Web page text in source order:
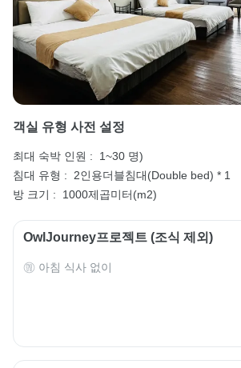
객실 유형 사전 설정
최대 숙박 인원 :
1~30 명)
침대 유형 :
2인용더블침대(Double bed) * 1
방 크기 :
1000제곱미터(m2)
OwlJourney프로젝트 (조식 제외)
아침 식사 없이